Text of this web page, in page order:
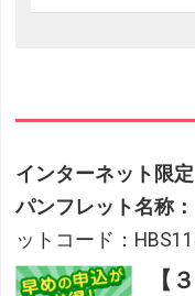
インターネット限定
パンフレット名称
ットコード：
【